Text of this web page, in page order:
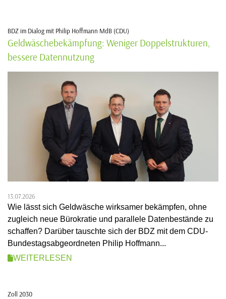
BDZ im Dialog mit Philip Hoffmann MdB (CDU)
Geldwäschebekämpfung: Weniger Doppelstrukturen,
bessere Datennutzung
13.07.2026
Wie lässt sich Geldwäsche wirksamer bekämpfen, ohne
zugleich neue Bürokratie und parallele Datenbestände zu
schaffen? Darüber tauschte sich der BDZ mit dem CDU-
Bundestagsabgeordneten Philip Hoffmann...
WEITERLESEN
Zoll 2030